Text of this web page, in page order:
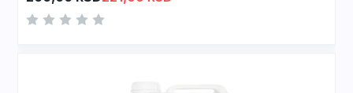
price
was:
price
is: